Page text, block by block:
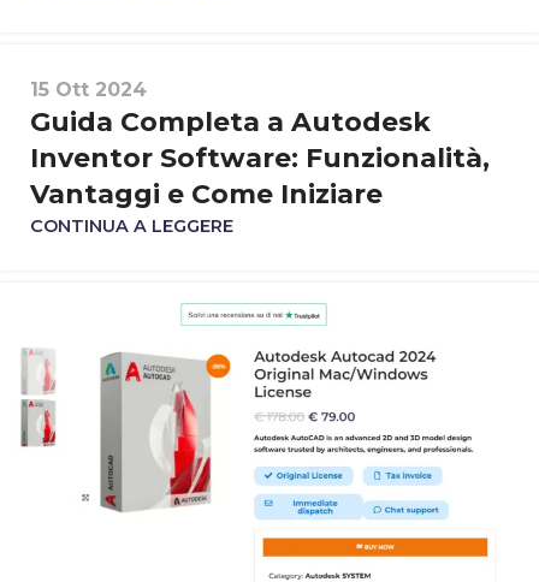
15 Ott 2024
Guida Completa a Autodesk
Inventor Software: Funzionalità,
Vantaggi e Come Iniziare
CONTINUA A LEGGERE